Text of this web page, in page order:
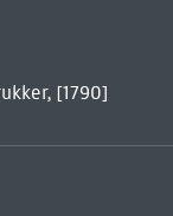
[1790]